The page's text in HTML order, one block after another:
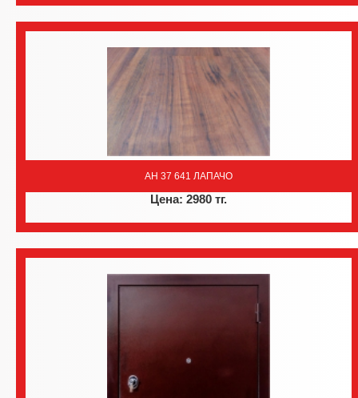
AH 37 641 ЛАПАЧО
Цена: 2980 тг.